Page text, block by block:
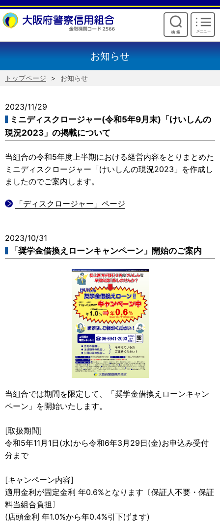
けいしんからのお願い
お知らせ
トップページ お知らせ
2023/11/29
ミニディスクロージャー(令和5年9月末)「けいしんの
現況2023」の掲載について
当組合の令和5年度上半期における経営内容をとりまとめた
ミニディスクロージャー「けいしんの現況2023」を作成し
ましたのでご案内します。
「ディスクロージャー」ページ
2023/10/31
「奨学金借換えローンキャンペーン」開始のご案内
当組合では期間を限定して、「奨学金借換えローンキャン
ペーン」を開始いたします。
[取扱期間]
令和5年11月1日(水)から令和6年3月29日(金)お申込み受付
分まで
[キャンペーン内容]
適用金利が固定金利 年0.6%となります〔保証人不要・保証
料当組合負担〕
(店頭金利 年1.0%から年0.4%引下げます)